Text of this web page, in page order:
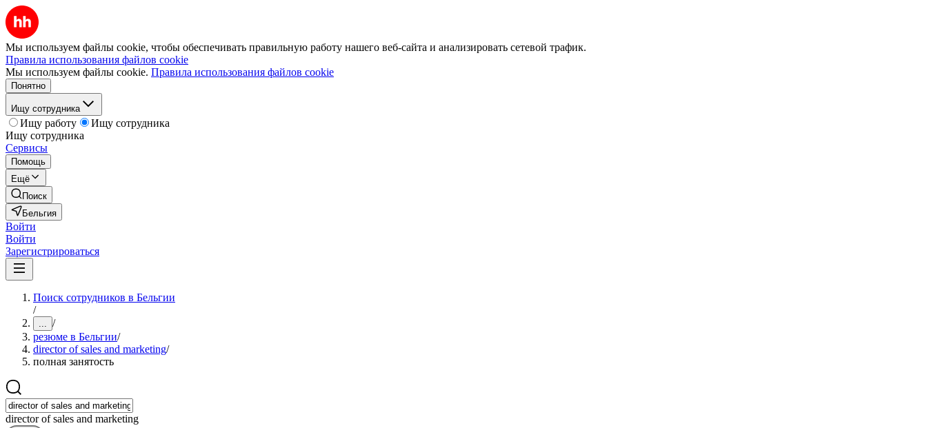
Мы используем файлы cookie, чтобы обеспечивать правильную работу нашего веб-сайта и анализировать сетевой трафик.
Правила использования файлов cookie
Мы используем файлы cookie. Правила использования файлов cookie
Понятно
Ищу сотрудника
Ищу работу
Ищу сотрудника
Ищу сотрудника
Сервисы
Помощь
Ещё
Поиск
Бельгия
Войти
Войти
Зарегистрироваться
Поиск сотрудников в Бельгии
/
... /
резюме в Бельгии/
director of sales and marketing/
полная занятость
director of sales and marketing